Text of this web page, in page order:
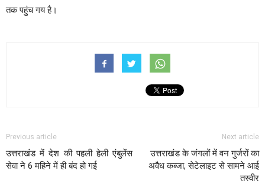
तक पहुंच गय है।
Previous article
उत्तराखंड में देश की पहली हेली एंबुलेंस
सेवा ने 6 महिने में ही बंद हो गई
Next article
उत्तराखंड के जंगलों में वन गुर्जरों का
अवैध कब्जा, सेटेलाइट से सामने आई
तस्वीर